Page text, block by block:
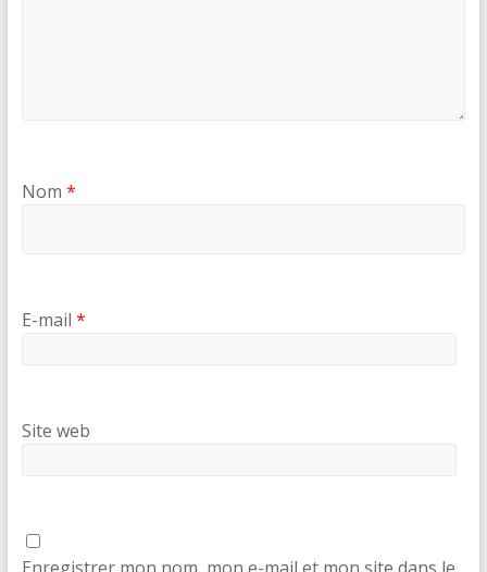
Nom *
E-mail *
Site web
Enregistrer mon nom, mon e-mail et mon site dans le